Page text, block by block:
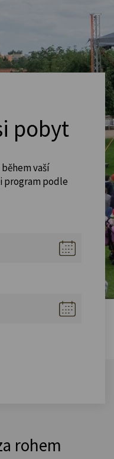
pobyt
vaší
program podle
rohem